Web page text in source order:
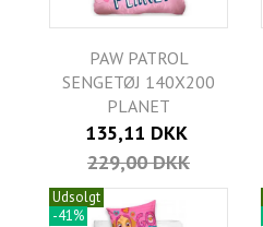
PAW PATROL
SENGETØJ 140X200
PLANET
135,11 DKK
229,00 DKK
Udsolgt
-41%